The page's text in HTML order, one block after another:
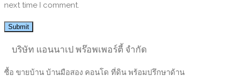
next time I comment.
บริษัท แอนนาเป พร๊อพเพอร์ตี้ จำกัด
ซื้อ ขายบ้าน บ้านมือสอง คอนโด ที่ดิน พร้อมปรึกษาด้าน